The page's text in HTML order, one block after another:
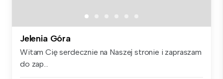
Jelenia Góra
Witam Cię serdecznie na Naszej stronie i zapraszam
do zap...